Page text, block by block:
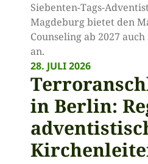
Siebenten-Tags-
Magdeburg bietet den
Counseling ab 2027
an.
28. JULI 2026
in Berlin: